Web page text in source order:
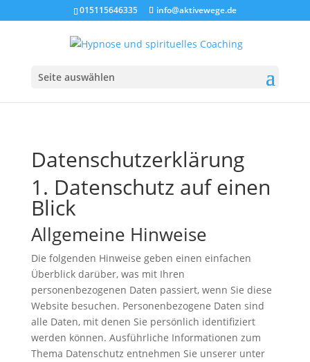
015115646335 info@aktivewege.de
Seite auswählen
Datenschutzerklärung
1. Datenschutz auf einen
Blick
Allgemeine Hinweise
Die folgenden Hinweise geben einen einfachen
Überblick darüber, was mit Ihren
personenbezogenen Daten passiert, wenn Sie diese
Website besuchen. Personenbezogene Daten sind
alle Daten, mit denen Sie persönlich identifiziert
werden können. Ausführliche Informationen zum
Thema Datenschutz entnehmen Sie unserer unter